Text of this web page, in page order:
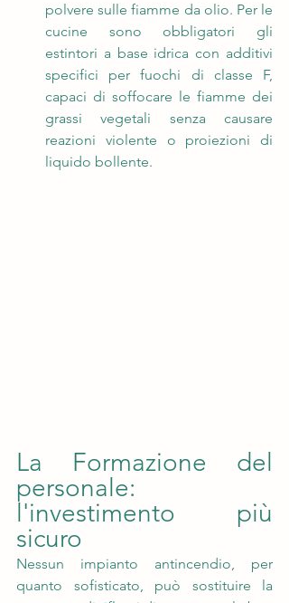
polvere sulle fiamme da olio. Per le
cucine sono obbligatori gli
estintori a base idrica con additivi
specifici per fuochi di classe F,
capaci di soffocare le fiamme dei
grassi vegetali senza causare
reazioni violente o proiezioni di
liquido bollente.
La Formazione del
personale:
l'investimento più
sicuro
Nessun impianto antincendio, per
quanto sofisticato, può sostituire la